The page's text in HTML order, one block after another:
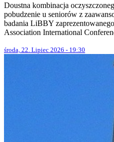
Doustna kombinacja
pobudzenie u seniorów z
badania LiBBY
Association International
środa, 22. Lipiec 2026 - 19:30